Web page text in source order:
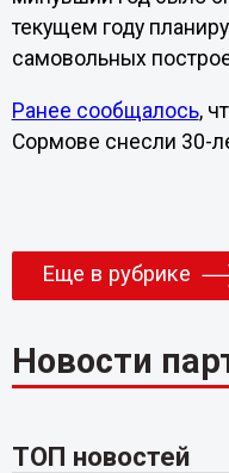
текущем году
самовольных
Ранее сообщалось,
Сормове снесли 30-
Еще в рубрике
Новости
ТОП новостей